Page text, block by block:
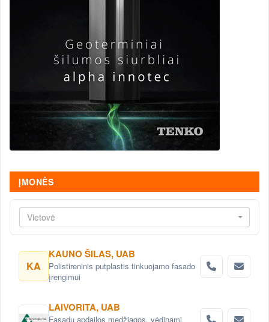
ĮMONĖS
Vietovė
KA
KAUNO ŠILAS, UAB
Polistireninis putplastis tinkuojamo fasado
įrengimui
LAIVORITA, UAB
Fasadų apdailos medžiagos, vėdinami